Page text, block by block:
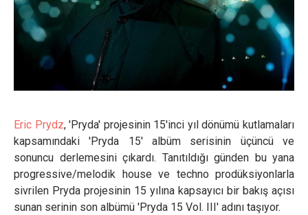
Eric Prydz, 'Pryda' projesinin 15'inci yıl dönümü kutlamaları
kapsamındaki 'Pryda 15' albüm serisinin üçüncü ve
sonuncu derlemesini çıkardı. Tanıtıldığı günden bu yana
progressive/melodik house ve techno prodüksiyonlarla
sivrilen Pryda projesinin 15 yılına kapsayıcı bir bakış açısı
sunan serinin son albümü 'Pryda 15 Vol. III' adını taşıyor.